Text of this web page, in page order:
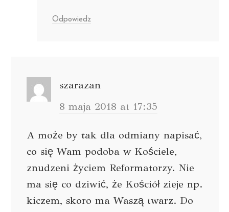
Odpowiedz
szarazan
8 maja 2018 at 17:35
A może by tak dla odmiany napisać,
co się Wam podoba w Kościele,
znudzeni życiem Reformatorzy. Nie
ma się co dziwić, że Kościół zieje np.
kiczem, skoro ma Waszą twarz. Do